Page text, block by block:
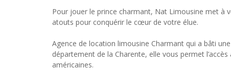
Pour jouer le prince charmant, Nat Limousine met à
atouts pour conquérir le cœur de votre élue.
Agence de location limousine Charmant qui a bâti
département de la Charente, elle vous permet
américaines.